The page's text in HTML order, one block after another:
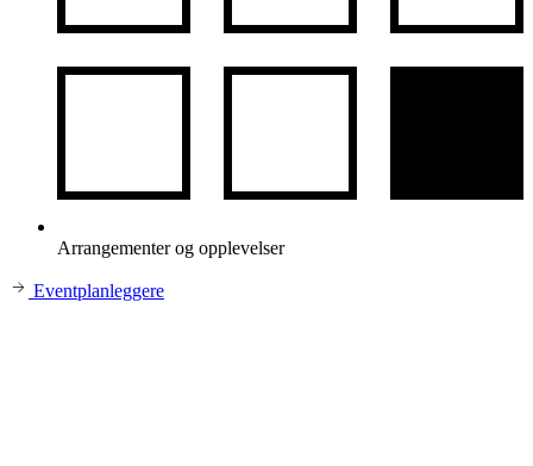
Arrangementer og opplevelser
Eventplanleggere